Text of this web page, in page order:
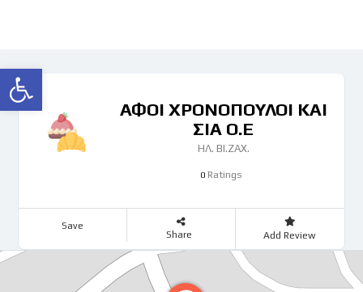
Ανοίξτε τη γραμμή εργαλείων
ΑΦΟΙ ΧΡΟΝΟΠΟΥΛΟΙ ΚΑΙ
ΣΙΑ Ο.Ε
ΗΛ. ΒΙ.ΖΑΧ.
0Ratings
Save
Share Add Review